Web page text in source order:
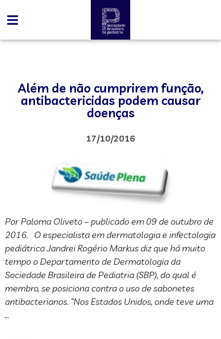
Além de não cumprirem função,
antibactericidas podem causar
doenças
17/10/2016
Por Paloma Oliveto – publicado em 09 de outubro de
2016. O especialista em dermatologia e infectologia
pediátrica Jandrei Rogério Markus diz que há muito
tempo o Departamento de Dermatologia da
Sociedade Brasileira de Pediatria (SBP), do qual é
membro, se posiciona contra o uso de sabonetes
antibacterianos. “Nos Estados Unidos, onde teve uma
…